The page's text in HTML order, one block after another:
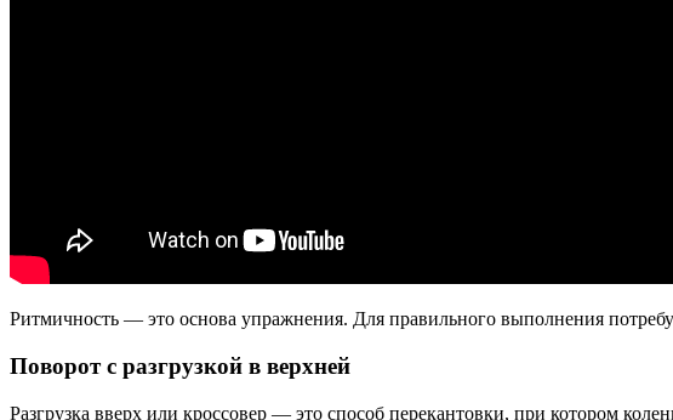
Ритмичность — это основа упражнения. Для правильного выполнения
Поворот с разгрузкой в верхней
Разгрузка вверх или кроссовер — это способ перекантовки, при котором